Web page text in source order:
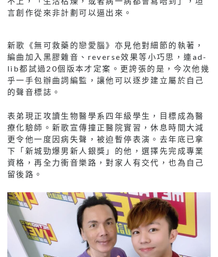
言創作從來非計劃可以逼出來。
新歌《無可救藥的戀愛腦》亦見他對細節的執著，
編曲加入黑膠雜音、reverse效果等小巧思，連ad-
lib都試過20個版本才定案。更誇張的是，今次他幾
乎一手包辦曲詞編監，讓他可以逐步建立屬於自己
的聲音標誌。
表弟現正攻讀生物醫學系四年級學生，目標成為醫
療化驗師。新歌宣傳撞正醫院實習，休息時間大減
更令他一度因病失聲，被迫暫停表演。去年底已拿
下「新城勁爆男新人銀獎」的他，選擇先完成專業
資格，再全力衝音樂路，對家人有交代，也為自己
留後路。